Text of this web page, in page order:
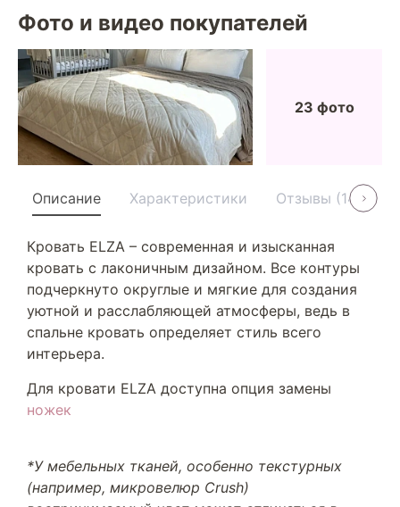
Фото и видео покупателей
23 фото
Описание Характеристики Отзывы (14)
Кровать ELZA – современная и изысканная
кровать с лаконичным дизайном. Все контуры
подчеркнуто округлые и мягкие для создания
уютной и расслабляющей атмосферы, ведь в
спальне кровать определяет стиль всего
интерьера.
Для кровати ELZA доступна опция замены
ножек
*У мебельных тканей, особенно текстурных
(например, микровелюр Crush)